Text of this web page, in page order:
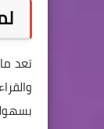
تعد